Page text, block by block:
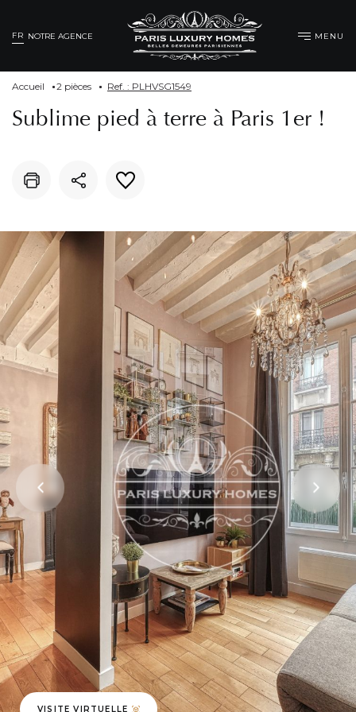
FR NOTRE AGENCE MENU
Accueil 2 pièces Ref. : PLHVSG1549
Sublime pied à terre à Paris 1er !
VISITE VIRTUELLE